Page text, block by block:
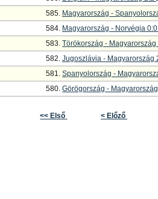
585. Magyarország -
584. Magyarország - Norvégia
583. Törökország -
582. Jugoszlávia - Magyarország
581. Spanyolország -
580. Görögország -
<< Első < Előző